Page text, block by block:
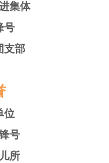
集体
号
支部
位
号
所